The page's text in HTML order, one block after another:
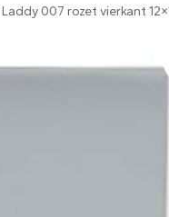
007 rozet vierkant